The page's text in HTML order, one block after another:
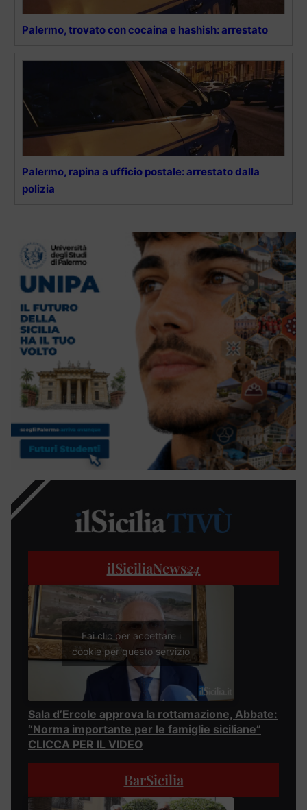
Palermo, trovato con cocaina e hashish: arrestato
Palermo, rapina a ufficio postale: arrestato dalla
polizia
ilSiciliaNews24
Fai clic per accettare i
cookie per questo servizio
Sala d’Ercole approva la rottamazione, Abbate:
“Norma importante per le famiglie siciliane”
CLICCA PER IL VIDEO
BarSicilia